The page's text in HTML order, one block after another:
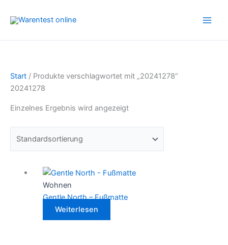
Inhalt
Start / Produkte verschlagwortet mit „20241278“
20241278
Einzelnes Ergebnis wird angezeigt
Wohnen
Gentle North – Fußmatte
Weiterlesen